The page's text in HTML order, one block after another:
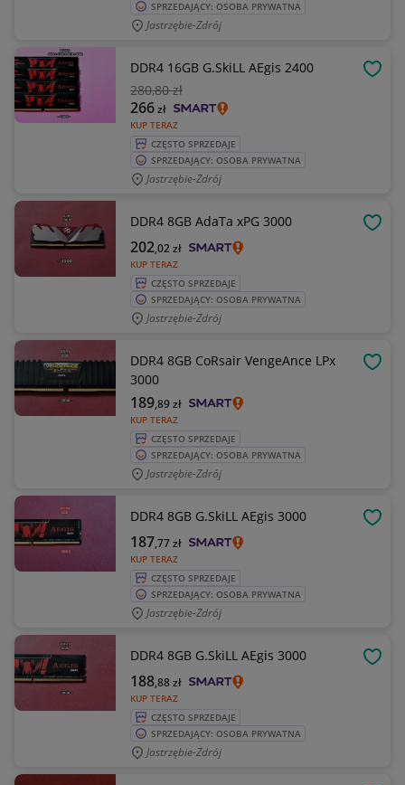
SPRZEDAJĄCY: OSOBA PRYWATNA
Jastrzębie-Zdrój
DDR4 16GB G.SkiLL AEgis 2400
280,80 zł
KUP TERAZ
266zł
CZĘSTO SPRZEDAJE
SPRZEDAJĄCY: OSOBA PRYWATNA
Jastrzębie-Zdrój
DDR4 8GB AdaTa xPG 3000
KUP TERAZ
202,02zł
CZĘSTO SPRZEDAJE
SPRZEDAJĄCY: OSOBA PRYWATNA
Jastrzębie-Zdrój
DDR4 8GB CoRsair VengeAnce LPx
3000
KUP TERAZ
189,89zł
CZĘSTO SPRZEDAJE
SPRZEDAJĄCY: OSOBA PRYWATNA
Jastrzębie-Zdrój
DDR4 8GB G.SkiLL AEgis 3000
KUP TERAZ
187,77zł
CZĘSTO SPRZEDAJE
SPRZEDAJĄCY: OSOBA PRYWATNA
Jastrzębie-Zdrój
DDR4 8GB G.SkiLL AEgis 3000
KUP TERAZ
188,88zł
CZĘSTO SPRZEDAJE
SPRZEDAJĄCY: OSOBA PRYWATNA
Jastrzębie-Zdrój